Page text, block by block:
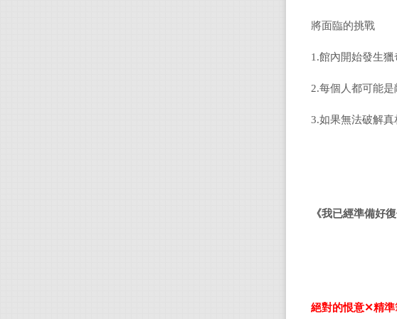
將面臨的挑戰
1.館內開始發生
2.每個人都可能
3.如果無法破解真
《我已經準備好
絕對的恨意✕精準